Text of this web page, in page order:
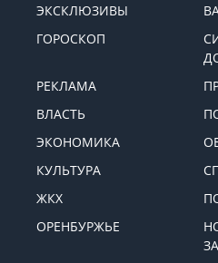
ЭКСКЛЮЗИВЫ
ГОРОСКОП
РЕКЛАМА
ВЛАСТЬ
ЭКОНОМИКА
КУЛЬТУРА
ЖКХ
ОРЕНБУРЖЬЕ